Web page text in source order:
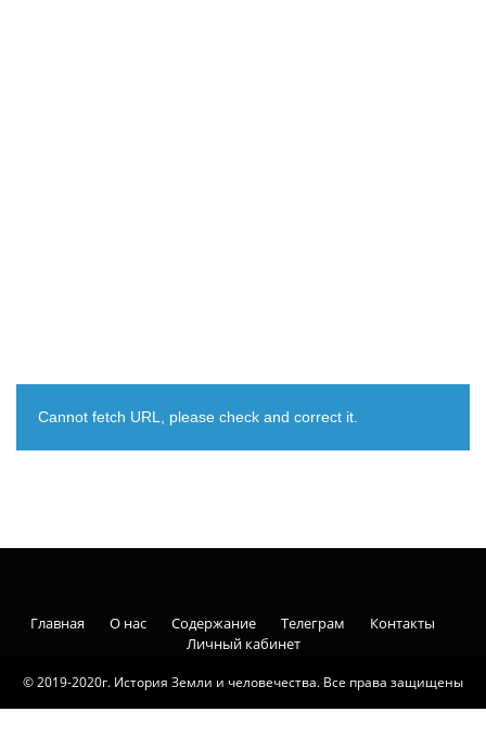
Cannot fetch URL, please check and correct it.
© 2019-2020г. История Земли и человечества. Все права защищены
Главная О нас Содержание Телеграм
Контакты
Личный кабинет